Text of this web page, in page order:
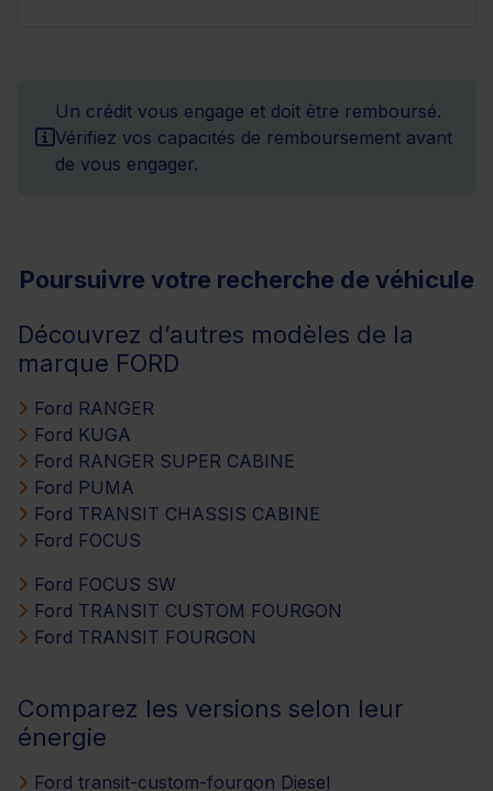
Un crédit vous engage et doit être remboursé.
Vérifiez vos capacités de remboursement avant
de vous engager.
Poursuivre votre recherche de véhicule
Découvrez d’autres modèles de la
marque FORD
Ford RANGER
Ford KUGA
Ford RANGER SUPER CABINE
Ford PUMA
Ford TRANSIT CHASSIS CABINE
Ford FOCUS
Ford FOCUS SW
Ford TRANSIT CUSTOM FOURGON
Ford TRANSIT FOURGON
Comparez les versions selon leur
énergie
Ford transit-custom-fourgon Diesel